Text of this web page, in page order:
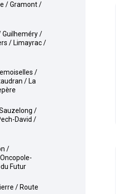
/ Gramont /
/ Limayrac /
/ La
David /
Futur